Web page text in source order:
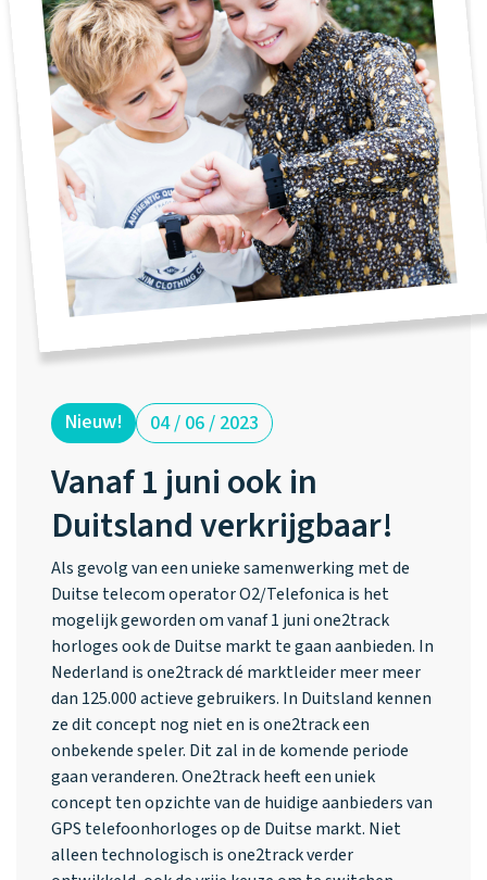
Tweedekans
horloges
Ontdek alle
horloges
Kies je eigen
kleur, naam en
icoon en maak
je horloge
helemaal van
jou.
Handleiding
Recensies
Werken bij
Stichting
Jarige Job
Nieuw! 04 / 06 / 2023
Vanaf 1 juni ook in
Duitsland verkrijgbaar!
Als gevolg van een unieke samenwerking met de
Duitse telecom operator O2/Telefonica is het
mogelijk geworden om vanaf 1 juni one2track
horloges ook de Duitse markt te gaan aanbieden. In
Nederland is one2track dé marktleider meer meer
dan 125.000 actieve gebruikers. In Duitsland kennen
ze dit concept nog niet en is one2track een
onbekende speler. Dit zal in de komende periode
gaan veranderen. One2track heeft een uniek
concept ten opzichte van de huidige aanbieders van
GPS telefoonhorloges op de Duitse markt. Niet
alleen technologisch is one2track verder